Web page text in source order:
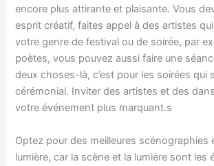
encore plus attirante et plaisante. Vous
esprit créatif, faites appel à des artistes
votre genre de festival ou de soirée, par
poètes, vous pouvez aussi faire une
deux choses-là, c’est pour les soirées qui
cérémonial. Inviter des artistes et des
votre événement plus marquant.s
Optez pour des meilleures scénographies
lumière, car la scène et la lumière sont les